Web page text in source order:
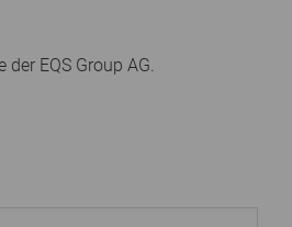
EQS Group AG.